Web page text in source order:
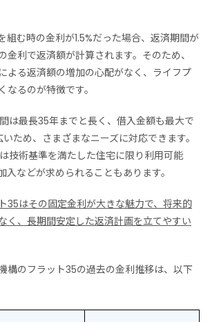
組む時の金利が1.5%だった場合、返済期間が
金利で返済額が計算されます。そのため、
よる返済額の増加の心配がなく、ライフプ
なるのが特徴です。
は最長35年までと長く、借入金額も最大で
ため、さまざまなニーズに対応できます。
技術基準を満たした住宅に限り利用可能
入などが求められることもあります。
35はその固定金利が大きな魅力で、将来的
く、長期間安定した返済計画を立てやすい
構のフラット35の過去の金利推移は、以下